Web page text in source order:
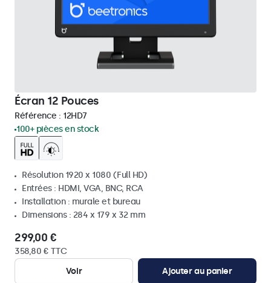
Écran 12 Pouces
Référence : 12HD7
100+ pièces en stock
Résolution 1920 x 1080 (Full HD)
Entrées : HDMI, VGA, BNC, RCA
Installation : murale et bureau
Dimensions : 284 x 179 x 32 mm
299,00 €
358,80 € TTC
Voir
Ajouter au panier